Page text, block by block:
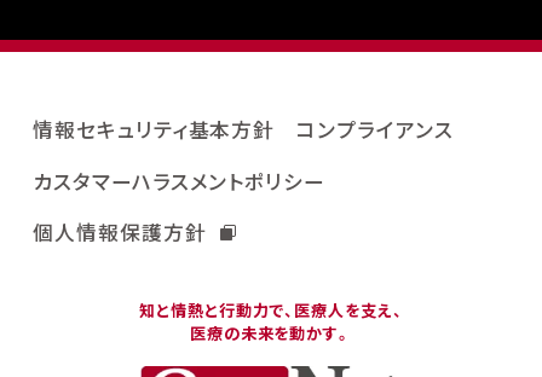
知と情熱と行動力で、医療人を支え、
医療の未来を動かす。
情報セキュリティ基本方針
コンプライアンス
カスタマーハラスメントポリシー
個人情報保護方針